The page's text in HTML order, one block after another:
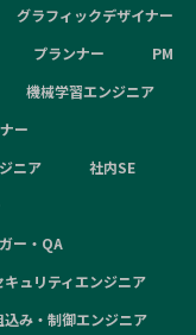
グラフィックデザイナー
プランナー
PM
機械学習エンジニア
ー
ニア
社内SE
ー・QA
キュリティエンジニア
込み・制御エンジニア